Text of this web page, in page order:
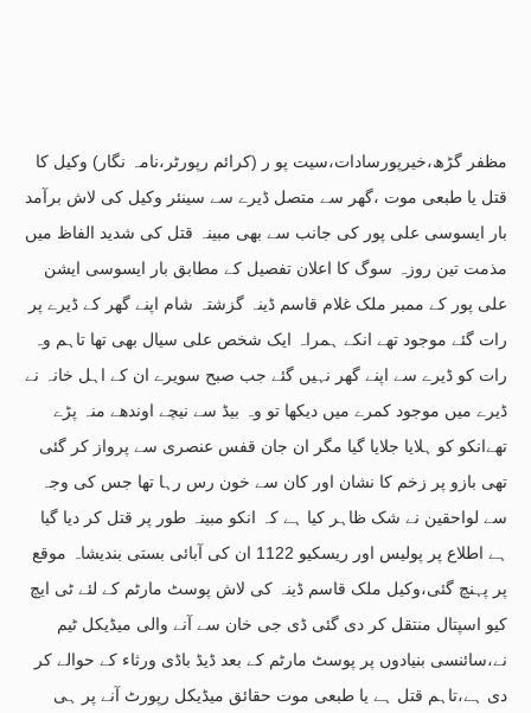
مظفر گڑھ،خیرپورسادات،سیت پو ر (کرائم رپورٹر،نامہ نگار) وکیل کا
قتل یا طبعی موت ،گھر سے متصل ڈیرے سے سینئر وکیل کی لاش برآمد
بار ایسوسی علی پور کی جانب سے بھی مبینہ قتل کی شدید الفاظ میں
مذمت تین روزہ سوگ کا اعلان تفصیل کے مطابق بار ایسوسی ایشن
علی پور کے ممبر ملک غلام قاسم ڈینہ گزشتہ شام اپنے گھر کے ڈیرے پر
رات گئے موجود تھے انکے ہمراہ ایک شخص علی سیال بھی تھا تاہم وہ
رات کو ڈیرے سے اپنے گھر نہیں گئے جب صبح سویرے ان کے اہل خانہ نے
ڈیرے میں موجود کمرے میں دیکھا تو وہ بیڈ سے نیچے اوندھے منہ پڑے
تھےانکو کو ہلایا جلایا گیا مگر ان جان قفس عنصری سے پرواز کر گئی
تھی بازو پر زخم کا نشان اور کان سے خون رس رہا تھا جس کی وجہ
سے لواحقین نے شک ظاہر کیا ہے کہ انکو مبینہ طور پر قتل کر دیا گیا
ہے اطلاع پر پولیس اور ریسکیو 1122 ان کی آبائی بستی بندیشاہ موقع
پر پہنچ گئی،وکیل ملک قاسم ڈینہ کی لاش پوسٹ مارٹم کے لئے ٹی ایچ
کیو اسپتال منتقل کر دی گئی ڈی جی خان سے آنے والی میڈیکل ٹیم
نے،سائنسی بنیادوں پر پوسٹ مارٹم کے بعد ڈیڈ باڈی ورثاء کے حوالے کر
دی ہے،تاہم قتل ہے یا طبعی موت حقائق میڈیکل رپورٹ آنے پر ہی